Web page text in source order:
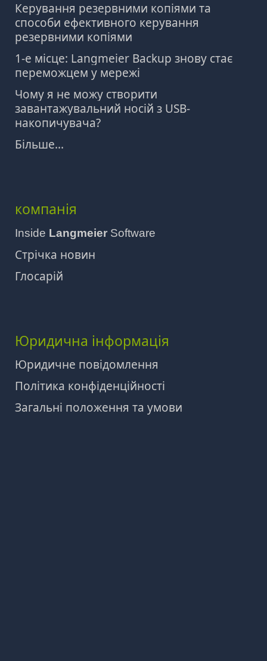
Керування резервними копіями та
способи ефективного керування
резервними копіями
1-е місце: Langmeier Backup знову стає
переможцем у мережі
Чому я не можу створити
завантажувальний носій з USB-
накопичувача?
Більше...
компанія
Inside Langmeier Software
Стрічка новин
Глосарій
Юридична інформація
Юридичне повідомлення
Політика конфіденційності
Загальні положення та умови